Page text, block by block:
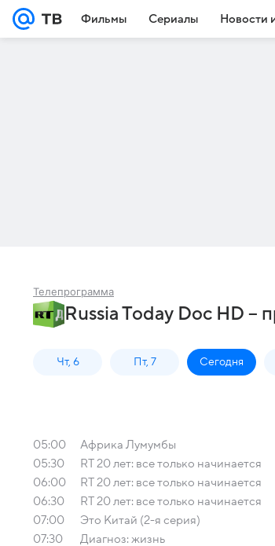
Фильмы Сериалы Новости
Телепрограмма
Russia Today Doc HD –
Чт, 6 Пт, 7 Сегодня
05:00
Африка Лумумбы
05:30
RT 20 лет: все только начинается
06:00
RT 20 лет: все только начинается
06:30
RT 20 лет: все только начинается
07:00
Это Китай (2-я серия)
07:30
Диагноз: жизнь